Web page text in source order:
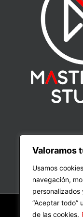
Valoramos
Usamos
navegación,
personalizados
“Aceptar todo”
de las cookies.